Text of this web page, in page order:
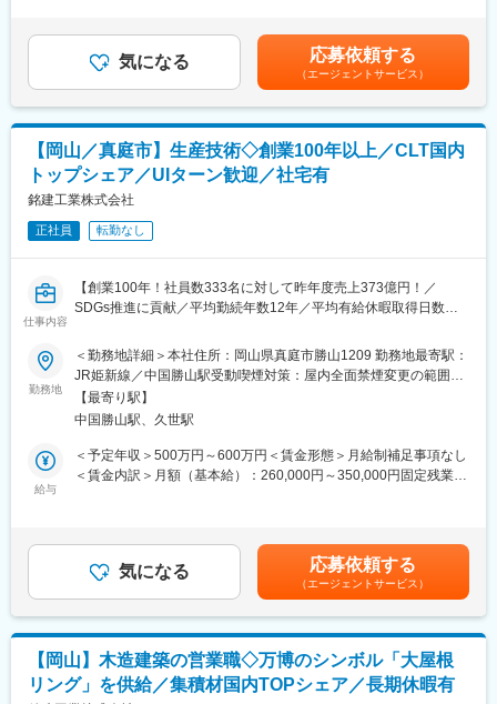
マス利用のしくみを持つこと、これが銘建工業の強みです。
（2）製造×建築×バイオマスの三位一体の事業構造
集成材製造事業を中核に、自社生産の強みを活かした木質構造建
築事業と、端材を利用した木質バイオマス事業の3つの事業構造で
安定した収益性・将来性があります。
（3）新しい価値を提案し業界を牽引
「新しい価値の提案」を経営理念とし、木材を利用しつくす仕組
みづくりに挑戦し続けてきました。業界に先駆けバイオマス発
電・木質ペレット製造を事業化し、国産材普及の切り札として注
目される新建材CLTでも業界を牽引しています。
・施工、工程、安全、品質、現場管理
・施工図面の作図、チェック／訂正業務、積算業務
・実務設計以降のプロセスマネジメント
■出張について：
・全国各地への出張あり
・1案件あたり平均受注高3～5千万円、工期は数週間～数か月程
度
・出張時の各種費用・手当支給、 ウィークリーマンションの手配
あり（会社負担）
■当社の国内トップシェア実績：
◎構造用集成材の国内シェア18％（2017年農林水産省調査資料）
◎CLTの国内シェア77％（2017年農林水産省調査資料）
■当社の魅力：
（1）集成材・CLT ・木質ペレットのシェア日本一
◇国産集成材の20％弱のシェアを誇り、日本の戸建て住宅の12軒
◇品質・価格・供給力を兼ね備えた高い総合力で、お客様は全国
に広がっています！
で安定した収益性・将来性・社会性があります。
◇木造建築分野では、設計から施工まで一貫対応できる数少ない
会社です。
（3）新しい価値を提案し業界を牽引
◇「新しい価値の提案」を経営理念とし、木材を利用しつくす仕
組みづくりに挑戦し続けてきました。
◇業界に先駆けバイオマス発電・木質ペレット製造を事業化し、
国産材普及の切り札として注目される新建材CLTでも業界を牽引
昨年実績4.7ヵ月分賃金はあくまでも目安の金額であり、選考を通
じて上下する可能性があります。月給(月額)は固定手当を含めた表
記です。
気になる 応募依頼する
（エージェントサービス）
【岡山／真庭市】生産技術◇創業100年以上／CLT国内
トップシェア／UIターン歓迎／社宅有
銘建工業株式会社
正社員 転勤なし
仕事内容
【創業100年！社員数333名に対して昨年度売上373億円！／
SDGs推進に貢献／平均勤続年数12年／平均有給休暇取得日数：
■働きやすい環境：
平均勤続年数12年／男性の育児休業1ケ月以上取得者4名／有給休
暇の平均取得日数13日(1時間単位で取得可能！病院や子供の送り
迎えなどの短時間でも利用できます！）
■業務内容：
■業務詳細：
・効率的な生産工程の検討
・トラブル対応
※頻繁ではないですが、トラブル対応で休日等にご対応をいただく
場合は、代休を取得していただきます。
勤務地
＜勤務地詳細＞本社住所：岡山県真庭市勝山1209 勤務地最寄駅：
JR姫新線／中国勝山駅受動喫煙対策：屋内全面禁煙変更の範囲：
会社の定める事業所
【最寄り駅】
中国勝山駅、久世駅
給与
＜予定年収＞500万円～600万円＜賃金形態＞月給制補足事項なし
＜賃金内訳＞月額（基本給）：260,000円～350,000円固定残業手
＞※上記年収は賞与を含んだ金額です。※給与詳細は、職位・技
量・資格に応じて決定します。■昇給：年1回（4月）■賞与：年2
回（7月、12月）昨年実績6ヵ月分賃金はあくまでも目安の金額で
あり、選考を通じて上下する可能性があります。月給(月額)は固定
手当を含めた表記です。
気になる 応募依頼する
（エージェントサービス）
【岡山】木造建築の営業職◇万博のシンボル「大屋根
リング」を供給／集積材国内TOPシェア／長期休暇有